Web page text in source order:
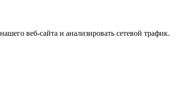
веб-сайта и анализировать сетевой трафик.